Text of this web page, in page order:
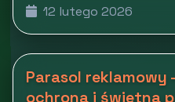
12 lutego 2026
Parasol reklamowy
ochrona i świetna